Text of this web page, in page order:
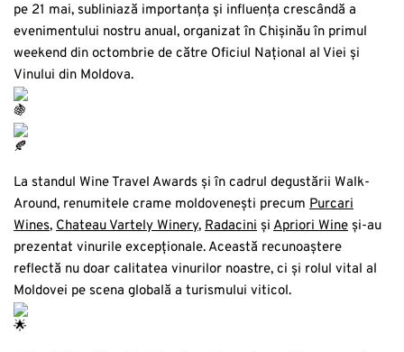
pe 21 mai, subliniază importanța și influența crescândă a
evenimentului nostru anual, organizat în Chișinău în primul
weekend din octombrie de către Oficiul Național al Viei și
Vinului din Moldova.
La standul Wine Travel Awards și în cadrul degustării Walk-
Around, renumitele crame moldovenești precum Purcari
Wines, Chateau Vartely Winery, Radacini și Apriori Wine și-au
prezentat vinurile excepționale. Această recunoaștere
reflectă nu doar calitatea vinurilor noastre, ci și rolul vital al
Moldovei pe scena globală a turismului viticol.